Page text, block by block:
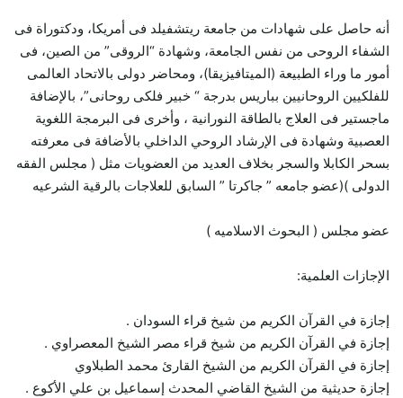
أنه حاصل على شهادات من جامعة ريتشفيلد فى أمريكا، ودكتوراة فى
الشفاء الروحى من نفس الجامعة، وشهادة “الروقى” من الصين، فى
أمور ما وراء الطبيعة (الميتافيزيقا)، ومحاضر دولى بالاتحاد العالمى
للفلكيين الروحانيين بباريس بدرجة “ خبير فلكى روحانى”، بالإضافة
ماجستير فى العلاج بالطاقة النورانية ، وأخرى فى البرمجة اللغوية
العصبية وشهادة فى الإرشاد الروحي الداخلي بالأضافة فى معرفته
بسحر الكابلا والسجر بخلاف العديد من العضويات مثل ( مجلس الفقه
الدولى )(عضو جامعه ” جاكرتا ” السابق للعلاجات بالرقية الشرعيه
عضو مجلس ( البحوث الاسلاميه )
الإجازات العلمية:
إجازة في القرآن الكريم من شيخ قراء السودان .
إجازة في القرآن الكريم من شيخ قراء مصر الشيخ المعصراوي .
إجازة في القرآن الكريم من الشيخ القارئ محمد الطبلاوي
إجازة حديثية من الشيخ القاضي المحدث إسماعيل بن علي الأكوع .